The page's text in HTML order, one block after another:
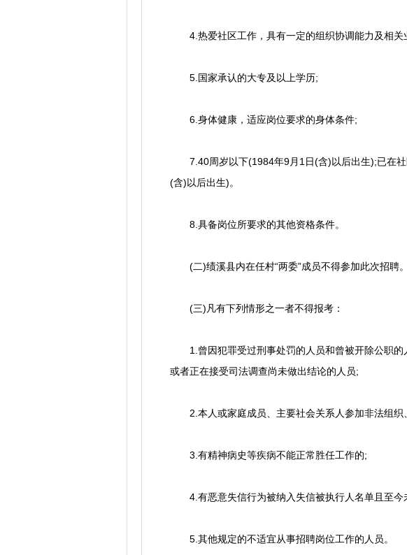
4.热爱社区工作，具有一定的组织协调能力及相关
5.国家承认的大专及以上学历;
6.身体健康，适应岗位要求的身体条件;
7.40周岁以下(1984年9月1日(含)以后出生);已在社
(含)以后出生)。
8.具备岗位所要求的其他资格条件。
(二)绩溪县内在任村“两委”成员不得参加此次招聘。
(三)凡有下列情形之一者不得报考：
1.曾因犯罪受过刑事处罚的人员和曾被开除公职的
或者正在接受司法调查尚未做出结论的人员;
2.本人或家庭成员、主要社会关系人参加非法组织
3.有精神病史等疾病不能正常胜任工作的;
4.有恶意失信行为被纳入失信被执行人名单且至今
5.其他规定的不适宜从事招聘岗位工作的人员。